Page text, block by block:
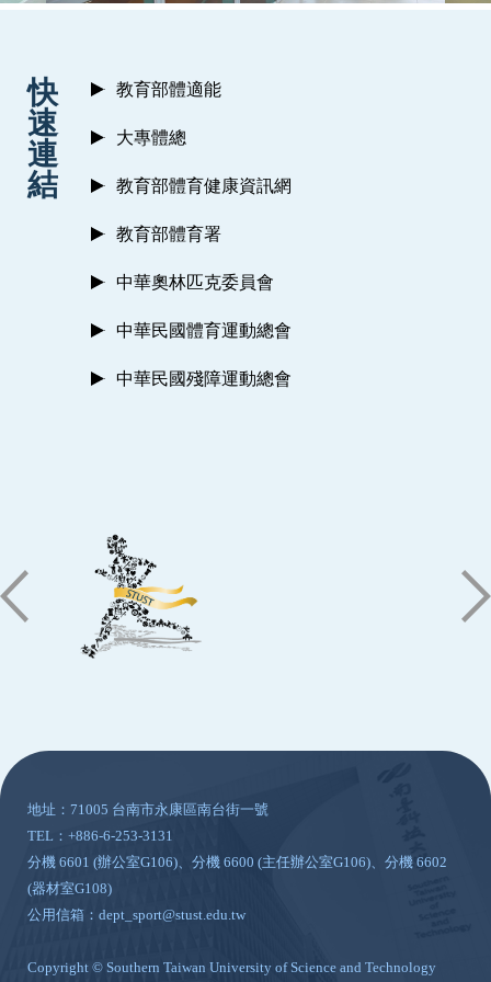
快
速
連
結
教育部體適能
大專體總
教育部體育健康資訊網
教育部體育署
中華奧林匹克委員會
中華民國體育運動總會
中華民國殘障運動總會
地址：71005 台南市永康區南台街一號
TEL：+886-6-253-3131
分機 6601 (辦公室G106)、分機 6600 (主任辦公室G106)、分機 6602
(器材室G108)
公用信箱：dept_sport@stust.edu.tw
Copyright © Southern Taiwan University of Science and Technology